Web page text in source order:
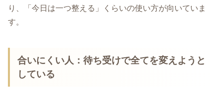
り、「今日は一つ整える」くらいの使い方が向いていま
す。
合いにくい人：待ち受けで全てを変えようと
している